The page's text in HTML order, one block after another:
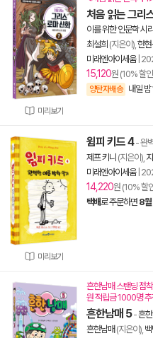
미리보기
처음 읽는 그리
이를 위한 인문학 시
최설희 (지은이), 한
미래엔아이세움|
15,120원 (10% 할
양탄자배송 내일 밤
미리보기
윔피 키드 4- 완
제프 키니 (지은이),
미래엔아이세움|
14,220원 (10% 할
택배로 주문하면 8월
흔한남매 스탠딩 점
원 적립금 1000명
흔한남매 5-흔
흔한남매 (지은이),